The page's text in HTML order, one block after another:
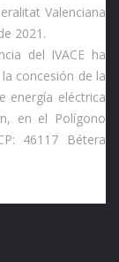
Valenciana
2021.
del IVACE ha
concesión de la
energía eléctrica
en el Polígono
46117 Bétera